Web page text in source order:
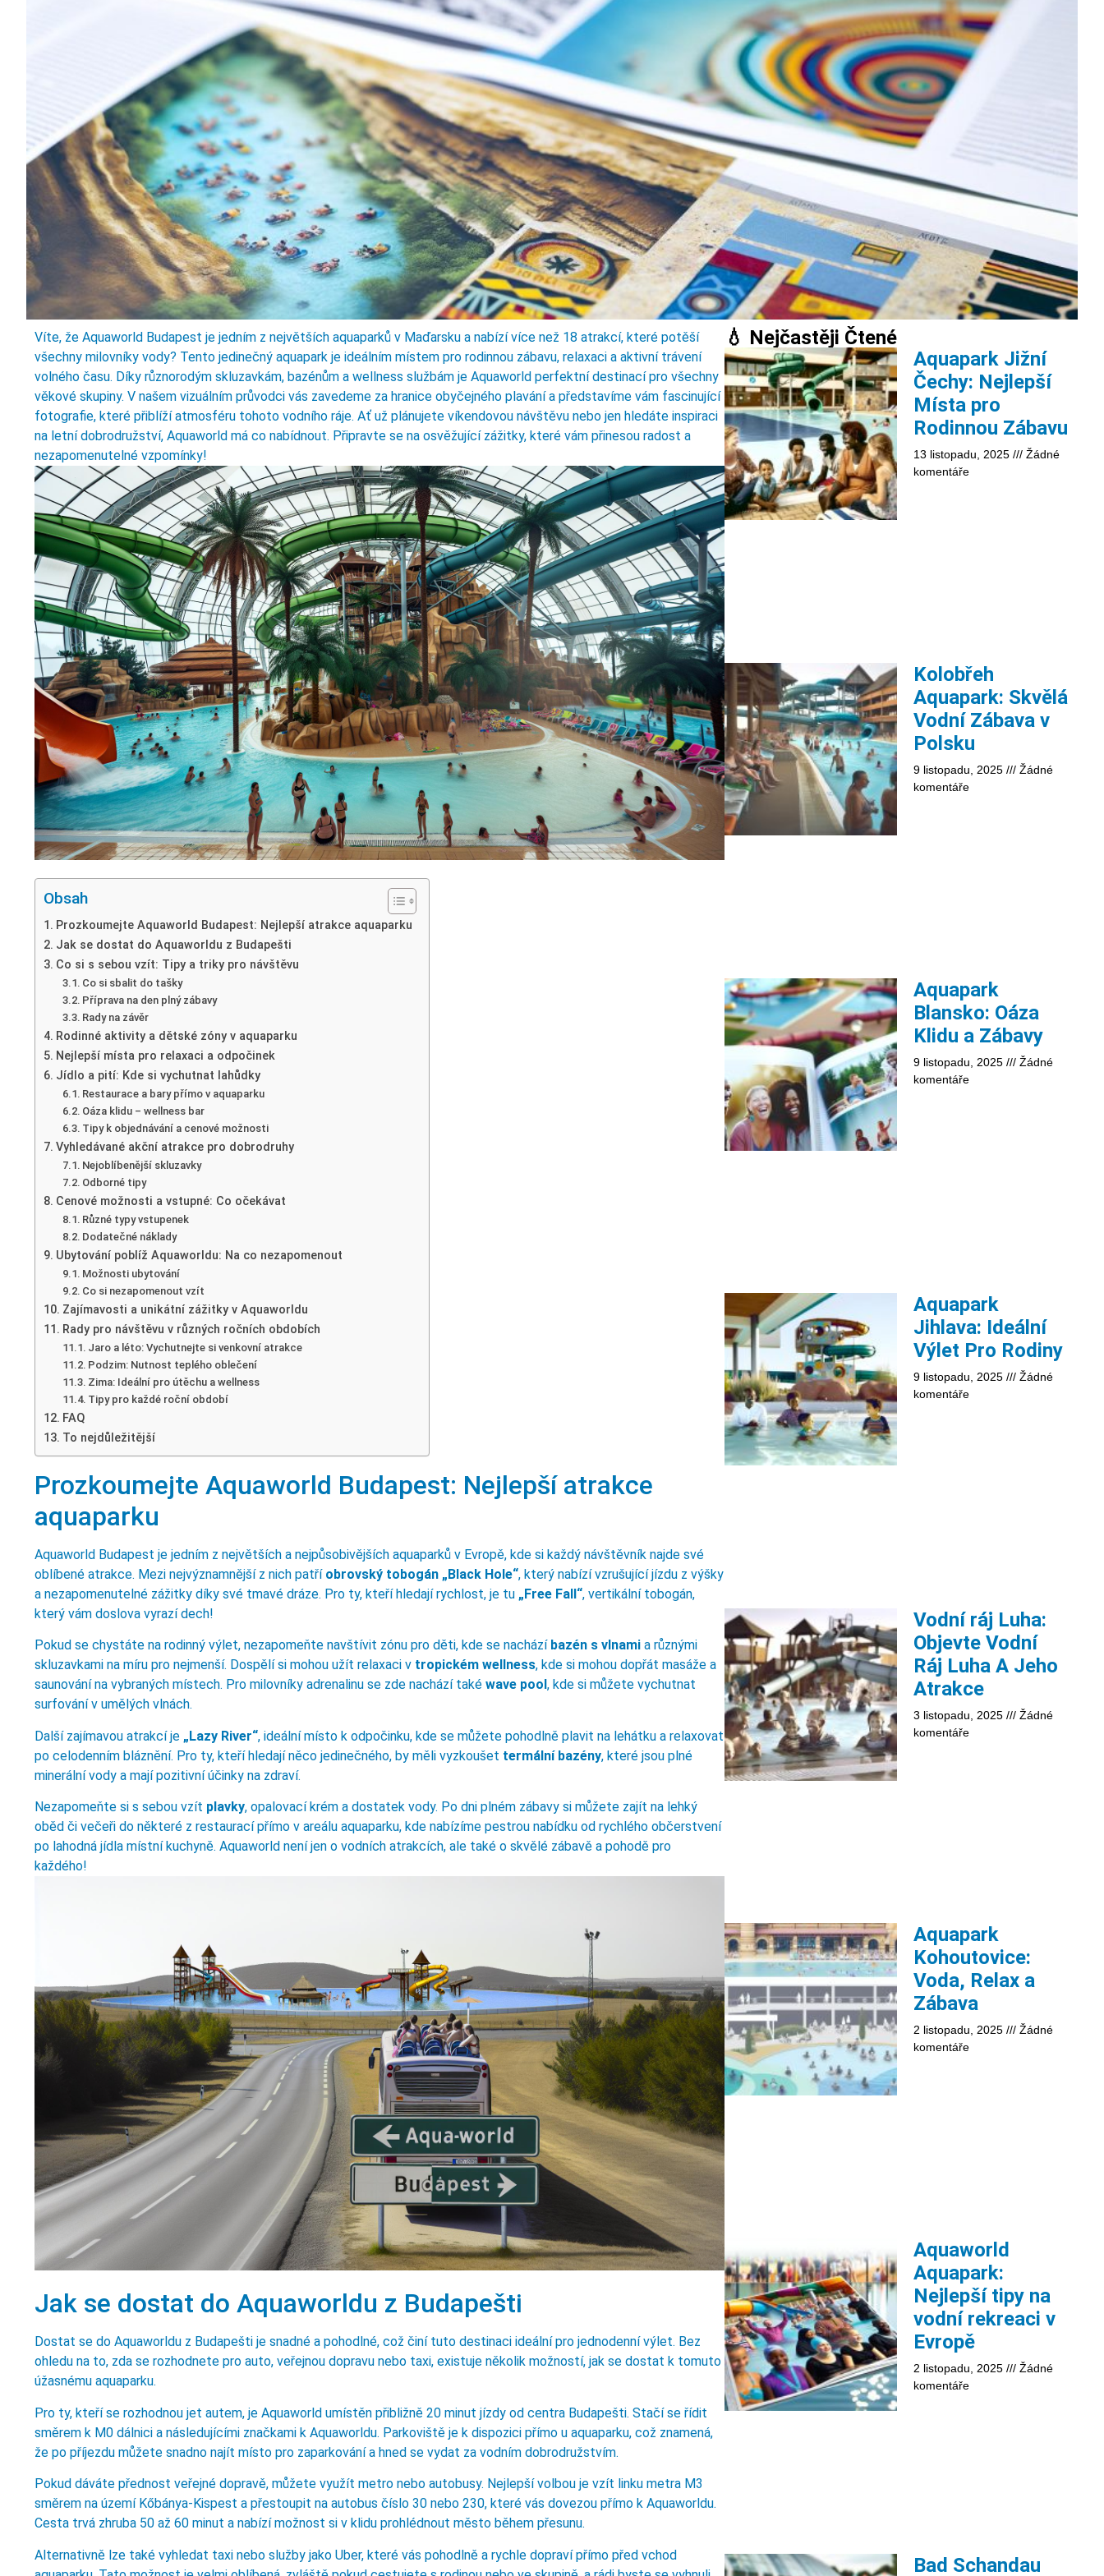
Víte, že Aquaworld Budapest je jedním z největších aquaparků v Maďarsku a nabízí více než 18 atrakcí, které potěší
všechny milovníky vody? Tento jedinečný aquapark je ideálním místem pro rodinnou zábavu, relaxaci a aktivní trávení
volného času. Díky různorodým skluzavkám, bazénům a wellness službám je Aquaworld perfektní destinací pro všechny
věkové skupiny. V našem vizuálním průvodci vás zavedeme za hranice obyčejného plavání a představíme vám fascinující
fotografie, které přiblíží atmosféru tohoto vodního ráje. Ať už plánujete víkendovou návštěvu nebo jen hledáte inspiraci
na letní dobrodružství, Aquaworld má co nabídnout. Připravte se na osvěžující zážitky, které vám přinesou radost a
nezapomenutelné vzpomínky!
Obsah
Prozkoumejte Aquaworld Budapest: Nejlepší atrakce aquaparku
Jak se dostat do Aquaworldu z Budapešti
Co si s sebou vzít: Tipy a triky pro návštěvu
Co si sbalit do tašky
Příprava na den plný zábavy
Rady na závěr
Rodinné aktivity a dětské zóny v aquaparku
Nejlepší místa pro relaxaci a odpočinek
Jídlo a pití: Kde si vychutnat lahůdky
Restaurace a bary přímo v aquaparku
Oáza klidu – wellness bar
Tipy k objednávání a cenové možnosti
Vyhledávané akční atrakce pro dobrodruhy
Nejoblíbenější skluzavky
Odborné tipy
Cenové možnosti a vstupné: Co očekávat
Různé typy vstupenek
Dodatečné náklady
Ubytování poblíž Aquaworldu: Na co nezapomenout
Možnosti ubytování
Co si nezapomenout vzít
Zajímavosti a unikátní zážitky v Aquaworldu
Rady pro návštěvu v různých ročních obdobích
Jaro a léto: Vychutnejte si venkovní atrakce
Podzim: Nutnost teplého oblečení
Zima: Ideální pro útěchu a wellness
Tipy pro každé roční období
FAQ
To nejdůležitější
Prozkoumejte Aquaworld Budapest: Nejlepší atrakce
aquaparku
Aquaworld Budapest je jedním z největších a nejpůsobivějších aquaparků v Evropě, kde si každý návštěvník najde své
oblíbené atrakce. Mezi nejvýznamnější z nich patří obrovský tobogán „Black Hole“, který nabízí vzrušující jízdu z výšky
a nezapomenutelné zážitky díky své tmavé dráze. Pro ty, kteří hledají rychlost, je tu „Free Fall“, vertikální tobogán,
který vám doslova vyrazí dech!
Pokud se chystáte na rodinný výlet, nezapomeňte navštívit zónu pro děti, kde se nachází bazén s vlnami a různými
skluzavkami na míru pro nejmenší. Dospělí si mohou užít relaxaci v tropickém wellness, kde si mohou dopřát masáže a
saunování na vybraných místech. Pro milovníky adrenalinu se zde nachází také wave pool , kde si můžete vychutnat
surfování v umělých vlnách.
Další zajímavou atrakcí je „Lazy River“, ideální místo k odpočinku, kde se můžete pohodlně plavit na lehátku a relaxovat
po celodenním bláznění. Pro ty, kteří hledají něco jedinečného, by měli vyzkoušet termální bazény, které jsou plné
minerální vody a mají pozitivní účinky na zdraví.
Nezapomeňte si s sebou vzít plavky, opalovací krém a dostatek vody. Po dni plném zábavy si můžete zajít na lehký
oběd či večeři do některé z restaurací přímo v areálu aquaparku, kde nabízíme pestrou nabídku od rychlého občerstvení
po lahodná jídla místní kuchyně. Aquaworld není jen o vodních atrakcích, ale také o skvělé zábavě a pohodě pro
každého!
Jak se dostat do Aquaworldu z Budapešti
Dostat se do Aquaworldu z Budapešti je snadné a pohodlné, což činí tuto destinaci ideální pro jednodenní výlet. Bez
ohledu na to, zda se rozhodnete pro auto, veřejnou dopravu nebo taxi, existuje několik možností, jak se dostat k tomuto
úžasnému aquaparku.
Pro ty, kteří se rozhodnou jet autem, je Aquaworld umístěn přibližně 20 minut jízdy od centra Budapešti. Stačí se řídit
směrem k M0 dálnici a následujícími značkami k Aquaworldu. Parkoviště je k dispozici přímo u aquaparku, což znamená,
že po příjezdu můžete snadno najít místo pro zaparkování a hned se vydat za vodním dobrodružstvím.
Pokud dáváte přednost veřejné dopravě, můžete využít metro nebo autobusy. Nejlepší volbou je vzít linku metra M3
směrem na území Kőbánya-Kispest a přestoupit na autobus číslo 30 nebo 230, které vás dovezou přímo k Aquaworldu.
Cesta trvá zhruba 50 až 60 minut a nabízí možnost si v klidu prohlédnout město během přesunu.
Alternativně lze také vyhledat taxi nebo služby jako Uber, které vás pohodlně a rychle dopraví přímo před vchod
💧 Nejčastěji Čtené
Aquapark Jižní
Čechy: Nejlepší
Místa pro
Rodinnou Zábavu
13 listopadu, 2025
Žádné
komentáře
Kolobřeh
Aquapark: Skvělá
Vodní Zábava v
Polsku
9 listopadu, 2025
Žádné
komentáře
Aquapark
Blansko: Oáza
Klidu a Zábavy
9 listopadu, 2025
Žádné
komentáře
Aquapark
Jihlava: Ideální
Výlet Pro Rodiny
9 listopadu, 2025
Žádné
komentáře
Vodní ráj Luha:
Objevte Vodní
Ráj Luha A Jeho
Atrakce
3 listopadu, 2025
Žádné
komentáře
Aquapark
Kohoutovice:
Voda, Relax a
Zábava
2 listopadu, 2025
Žádné
komentáře
Aquaworld
Aquapark:
Nejlepší tipy na
vodní rekreaci v
Evropě
2 listopadu, 2025
Žádné
komentáře
Bad Schandau